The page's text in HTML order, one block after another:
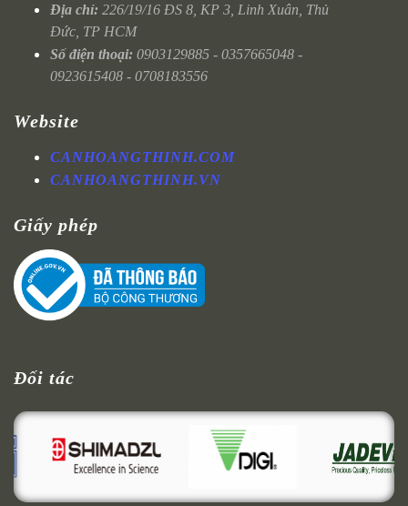
Địa chỉ: 226/19/16 ĐS 8, KP 3, Linh Xuân, Thủ
Đức, TP HCM
Số điện thoại: 0903129885 - 0357665048 -
0923615408 - 0708183556
Website
CANHOANGTHINH.COM
CANHOANGTHINH.VN
Giấy phép
Đối tác